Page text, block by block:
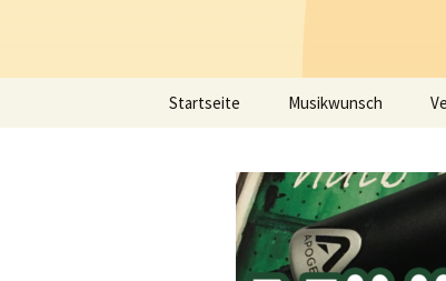
Startseite Musikwunsch